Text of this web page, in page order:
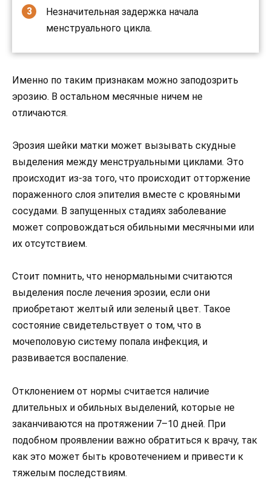
Незначительная задержка начала
менструального цикла.
Именно по таким признакам можно заподозрить
эрозию. В остальном месячные ничем не
отличаются.
Эрозия шейки матки может вызывать скудные
выделения между менструальными циклами. Это
происходит из-за того, что происходит отторжение
пораженного слоя эпителия вместе с кровяными
сосудами. В запущенных стадиях заболевание
может сопровождаться обильными месячными или
их отсутствием.
Стоит помнить, что ненормальными считаются
выделения после лечения эрозии, если они
приобретают желтый или зеленый цвет. Такое
состояние свидетельствует о том, что в
мочеполовую систему попала инфекция, и
развивается воспаление.
Отклонением от нормы считается наличие
длительных и обильных выделений, которые не
заканчиваются на протяжении 7–10 дней. При
подобном проявлении важно обратиться к врачу, так
как это может быть кровотечением и привести к
тяжелым последствиям.